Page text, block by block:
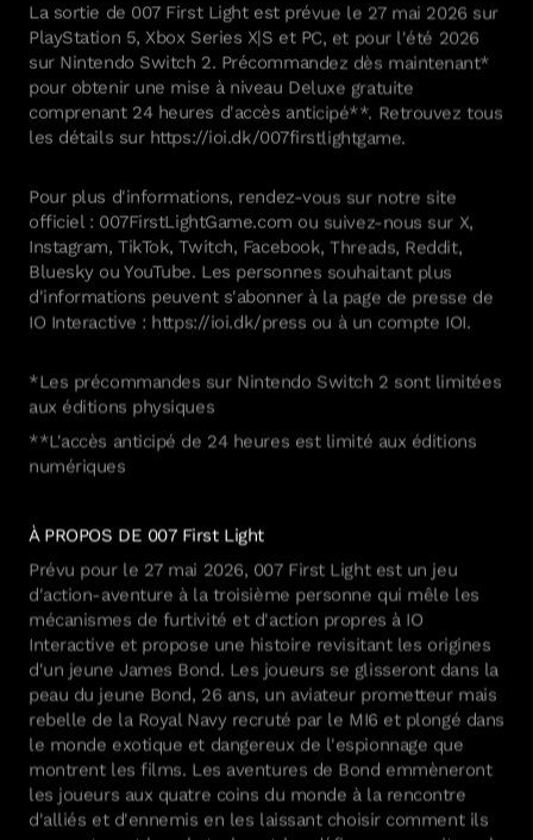
La sortie de 007 First Light est prévue le 27 mai 2026 sur
PlayStation 5, Xbox Series X|S et PC, et pour l'été 2026
sur Nintendo Switch 2. Précommandez dès maintenant*
pour obtenir une mise à niveau Deluxe gratuite
comprenant 24 heures d'accès anticipé**. Retrouvez tous
les détails sur https://ioi.dk/007firstlightgame.
Pour plus d'informations, rendez-vous sur notre site
officiel : 007FirstLightGame.com ou suivez-nous sur X,
Instagram, TikTok, Twitch, Facebook, Threads, Reddit,
Bluesky ou YouTube. Les personnes souhaitant plus
d'informations peuvent s'abonner à la page de presse de
IO Interactive : https://ioi.dk/press ou à un compte IOI.
*Les précommandes sur Nintendo Switch 2 sont limitées
aux éditions physiques
**L'accès anticipé de 24 heures est limité aux éditions
numériques
À PROPOS DE 007 First Light
Prévu pour le 27 mai 2026, 007 First Light est un jeu
d'action-aventure à la troisième personne qui mêle les
mécanismes de furtivité et d'action propres à IO
Interactive et propose une histoire revisitant les origines
d'un jeune James Bond. Les joueurs se glisseront dans la
peau du jeune Bond, 26 ans, un aviateur prometteur mais
rebelle de la Royal Navy recruté par le MI6 et plongé dans
le monde exotique et dangereux de l'espionnage que
montrent les films. Les aventures de Bond emmèneront
les joueurs aux quatre coins du monde à la rencontre
d'alliés et d'ennemis en les laissant choisir comment ils